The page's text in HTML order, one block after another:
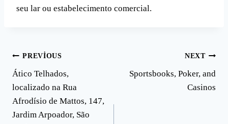
seu lar ou estabelecimento comercial.
Yazı
gezinmesi
PREVIOUS
Ático Telhados,
localizado na Rua
Afrodísio de Mattos, 147,
Jardim Arpoador, São
NEXT
Sportsbooks, Poker, and
Casinos